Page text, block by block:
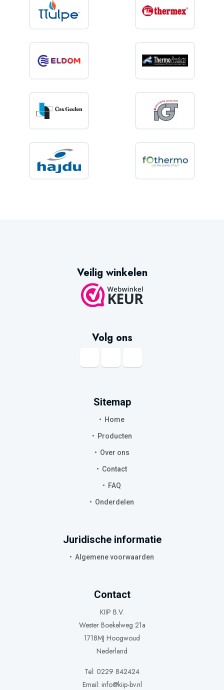
Veilig winkelen
Volg ons
Sitemap
Home
Producten
Over ons
Contact
FAQ
Onderdelen
Juridische informatie
Algemene voorwaarden
Contact
KIIP B.V.
Wester Boekelweg 21a
1718MJ Hoogwoud
Nederland
Tel: 0229 842424
Email: info@kiip-bv.nl